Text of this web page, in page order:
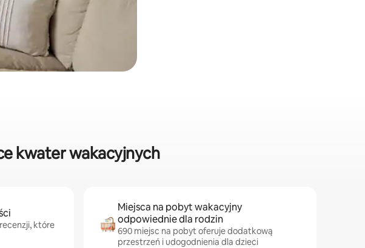
kwater wakacyjnych
które
Miejsca na pobyt wakacyjny
odpowiednie dla rodzin
690 miejsc na pobyt oferuje dodatkową
przestrzeń i udogodnienia dla dzieci